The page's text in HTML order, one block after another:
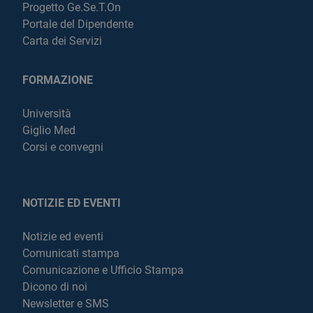
Progetto Ge.Se.T.On
Portale del Dipendente
Carta dei Servizi
FORMAZIONE
Università
Giglio Med
Corsi e convegni
NOTIZIE ED EVENTI
Notizie ed eventi
Comunicati stampa
Comunicazione e Ufficio Stampa
Dicono di noi
Newsletter e SMS